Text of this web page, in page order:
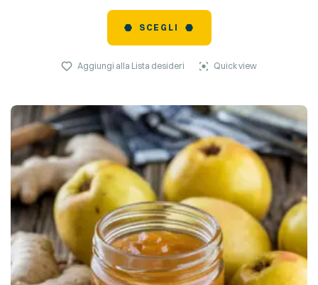
SCEGLI
Aggiungi alla Lista desideri Quick view